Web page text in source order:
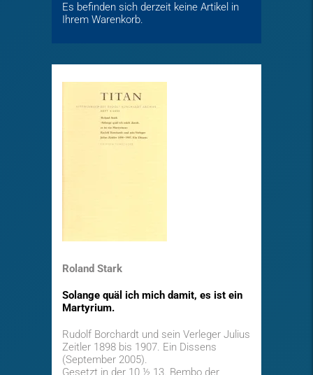
Es befinden sich derzeit keine Artikel in
Ihrem Warenkorb.
Roland Stark
Solange quäl ich mich damit, es ist ein
Martyrium.
Rudolf Borchardt und sein Verleger Julius
Zeitler 1898 bis 1907. Ein Dissens
(September 2005).
Gesetzt in der 10 ½ 13. Bembo der